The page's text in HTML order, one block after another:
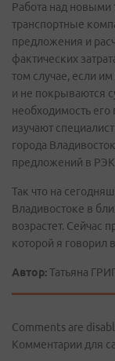
Работа над новыми
транспортные
предложения и
фактических
том случае, если
и не покрываются
необходимость
изучают
города
предложений в
Так что на
Владивостоке в
возрастет. Сейчас
которой я говорил
Автор:Татьяна
Comments are
Комментарии для